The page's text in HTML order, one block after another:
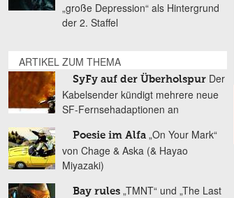
„große Depression“ als Hintergrund
der 2. Staffel
ARTIKEL ZUM THEMA
SyFy auf der Überholspur Der
Kabelsender kündigt mehrere neue
SF-Fernsehadaptionen an
Poesie im Alfa „On Your Mark“
von Chage & Aska (& Hayao
Miyazaki)
Bay rules „TMNT“ und „The Last